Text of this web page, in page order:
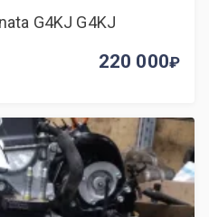
G4KJ G4KJ
220 000